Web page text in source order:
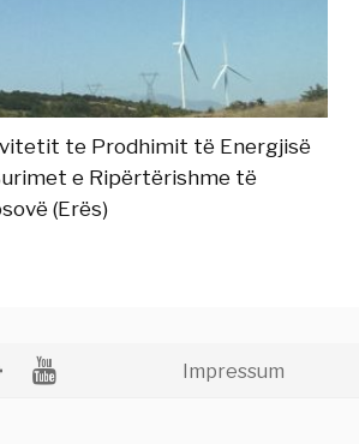
te Prodhimit të Energjisë
e Ripërtërishme të
(Erës)
Impressum